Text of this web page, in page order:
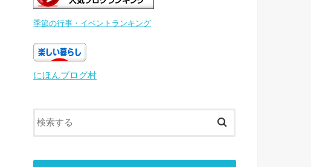
季節の行事・イベントランキング
にほんブログ村